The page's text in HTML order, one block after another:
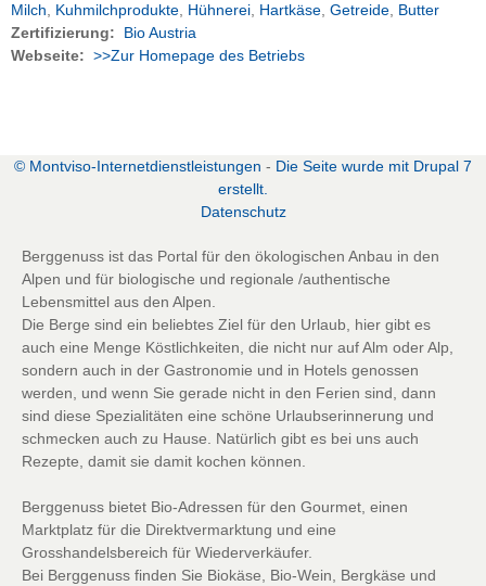
Milch, Kuhmilchprodukte, Hühnerei, Hartkäse, Getreide, Butter
Zertifizierung:
Bio Austria
Webseite: >>Zur Homepage des Betriebs
© Montviso-Internetdienstleistungen - Die Seite wurde mit Drupal 7
erstellt.
Datenschutz
Berggenuss ist das Portal für den ökologischen Anbau in den
Alpen und für biologische und regionale /authentische
Lebensmittel aus den Alpen.
Die Berge sind ein beliebtes Ziel für den Urlaub, hier gibt es
auch eine Menge Köstlichkeiten, die nicht nur auf Alm oder Alp,
sondern auch in der Gastronomie und in Hotels genossen
werden, und wenn Sie gerade nicht in den Ferien sind, dann
sind diese Spezialitäten eine schöne Urlaubserinnerung und
schmecken auch zu Hause. Natürlich gibt es bei uns auch
Rezepte, damit sie damit kochen können.
Berggenuss bietet Bio-Adressen für den Gourmet, einen
Marktplatz für die Direktvermarktung und eine
Grosshandelsbereich für Wiederverkäufer.
Bei Berggenuss finden Sie Biokäse, Bio-Wein, Bergkäse und